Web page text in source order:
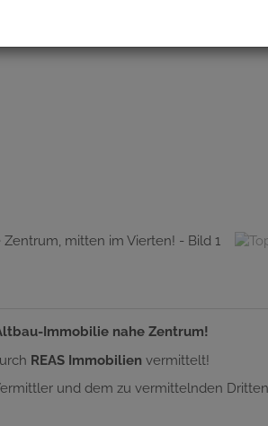
Immobilie nahe Zentrum!
REAS Immobilien vermittelt!
und dem zu vermittelnden